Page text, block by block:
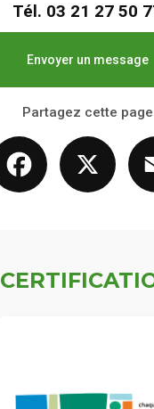
Tél. 03 21 27 50
Envoyer un message
Partagez cette page
Facebook